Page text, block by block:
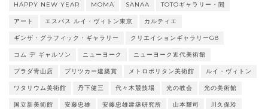
HAPPY NEW YEAR MOMA SANAA TOTOギャラリー・間
アート エスパス ルイ・ヴィトン東京 カルティエ
ギンザ・グラフィック・ギャラリー クリエイションギャラリーG8
コム デ ギャルソン ニューヨーク ニューヨーク近代美術館
プラダ青山店 プリツカー建築賞 メトロポリタン美術館 ルイ・ヴィトン
ワタリウム美術館 丹下健三 代々木競技場 光の教会 光の美術館
国立新美術館 安藤忠雄 安藤忠雄建築研究所 山本耀司 川久保玲